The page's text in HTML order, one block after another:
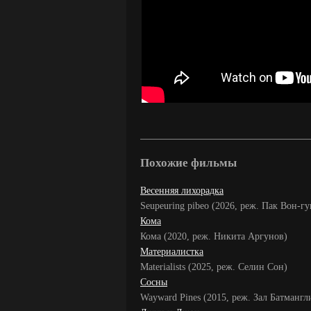
Похожие фильмы
Весенняя лихорадка
Seupeuring pibeo (2026, реж. Пак Вон-
Кома
Кома (2020, реж. Никита Аргунов)
Материалистка
Materialists (2025, реж. Селин Сон)
Сосны
Wayward Pines (2015, реж. Зал